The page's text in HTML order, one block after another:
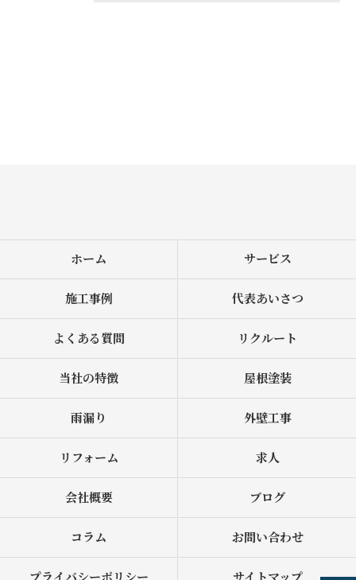
ホーム サービス
施工事例 代表あいさつ
よくある質問 リクルート
当社の特徴 屋根塗装
雨漏り 外壁工事
リフォーム 求人
会社概要 ブログ
コラム お問い合わせ